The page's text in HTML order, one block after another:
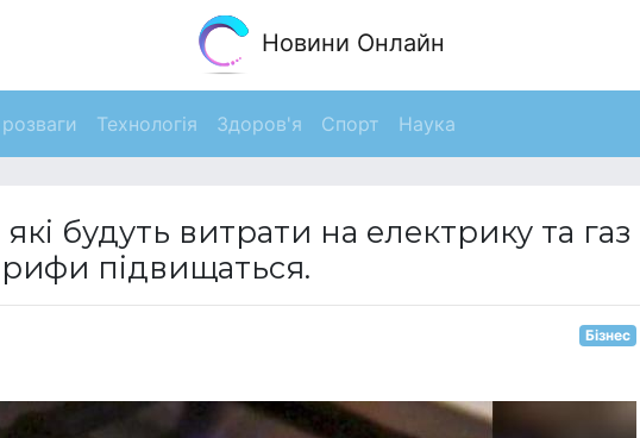
Новини Онлайн
Технологія Здоров'я Спорт Наука
які будуть витрати на електрику та газ
підвищаться.
Бізнес